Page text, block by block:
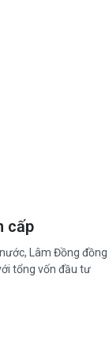
cấp
Lâm Đồng đồng
tổng vốn đầu tư